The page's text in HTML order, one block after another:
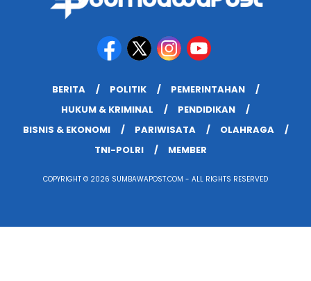
BERITA POLITIK
PEMERINTAHAN
HUKUM & KRIMINAL
PENDIDIKAN
BISNIS & EKONOMI
PARIWISATA
OLAHRAGA
TNI-POLRI
MEMBER
COPYRIGHT © 2026 SUMBAWAPOST.COM - ALL RIGHTS RESERVED